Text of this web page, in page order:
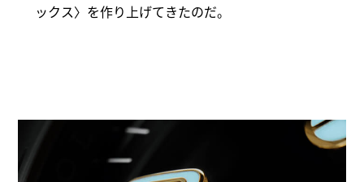
ックス〉を作り上げてきたのだ。